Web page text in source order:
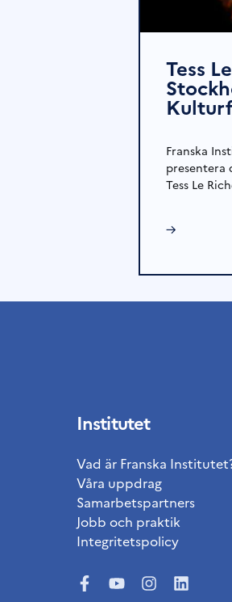
Tess
Franska
presentera
Tess Le
→
Institutet
Vad är Franska
Våra uppdrag
Samarbetspartners
Jobb och praktik
Integritetspolicy